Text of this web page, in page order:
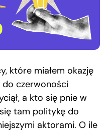
które miałem okazję
do czerwoności
a kto się pnie w
tam politykę do
aktorami. O ile